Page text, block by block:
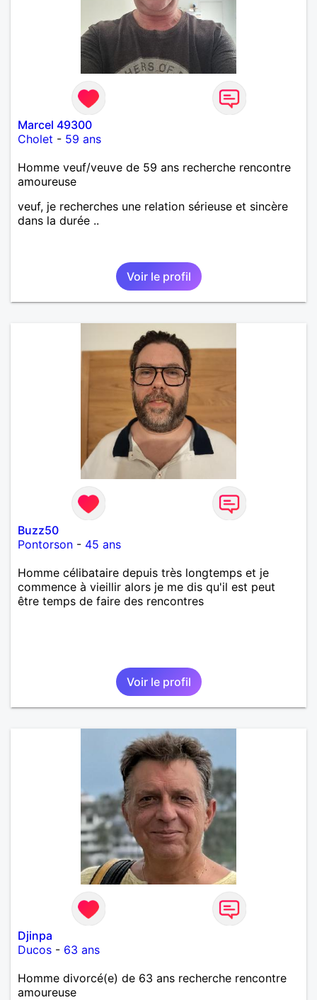
Marcel 49300
Cholet - 59 ans
Homme veuf/veuve de 59 ans recherche rencontre
amoureuse
veuf, je recherches une relation sérieuse et sincère
dans la durée ..
Voir le profil
Buzz50
Pontorson - 45 ans
Homme célibataire depuis très longtemps et je
commence à vieillir alors je me dis qu'il est peut
être temps de faire des rencontres
Voir le profil
Djinpa
Ducos - 63 ans
Homme divorcé(e) de 63 ans recherche rencontre
amoureuse